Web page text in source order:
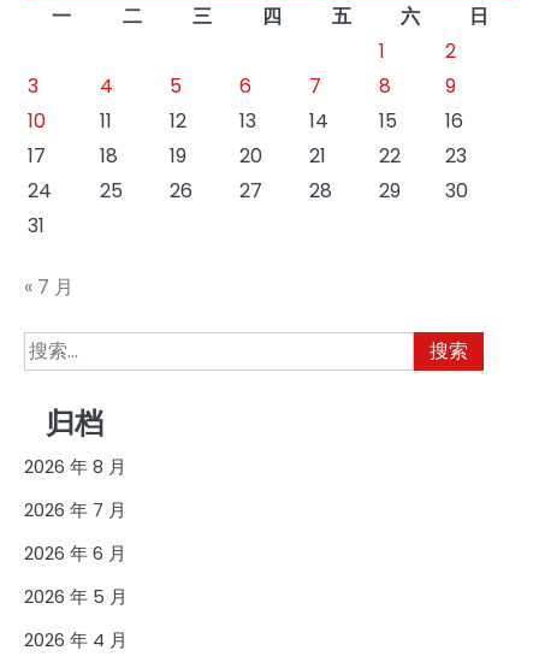
一
二 三 四 五 六
日
1
2
3
4 5 6 7 8
9
10
11 12 13 14 15
16
17
18 19 20 21 22
23
24
25 26 27 28 29
30
31
« 7 月
搜
索：
归档
2026 年 8 月
2026 年 7 月
2026 年 6 月
2026 年 5 月
2026 年 4 月